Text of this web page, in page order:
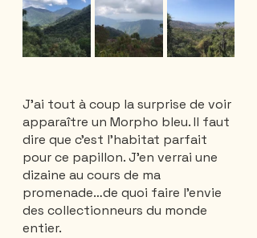
J’ai tout à coup la surprise de voir
apparaître un Morpho bleu. Il faut
dire que c’est l’habitat parfait
pour ce papillon. J’en verrai une
dizaine au cours de ma
promenade…de quoi faire l’envie
des collectionneurs du monde
entier.